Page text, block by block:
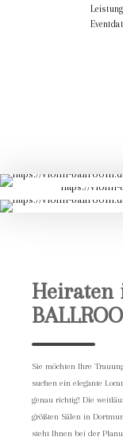
Heiraten
Sie möchten Ihre
suchen ein elegante
genau richtig! Die
größten Sälen in
steht Ihnen bei der